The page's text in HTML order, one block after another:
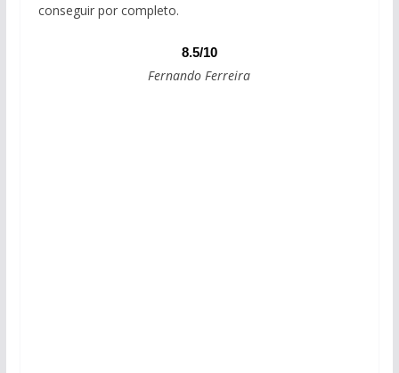
conseguir por completo.
8.5/10
Fernando Ferreira